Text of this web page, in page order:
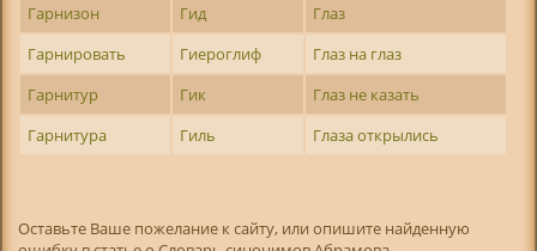
Гарнизон
Гид
Глаз
Гарнировать
Гиероглиф
Глаз на глаз
Гарнитур
Гик
Глаз не казать
Гарнитура
Гиль Глаза открылись
Оставьте Ваше пожелание к сайту, или опишите найденную